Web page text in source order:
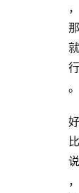
，
那
就
行
。
好
比
说
，